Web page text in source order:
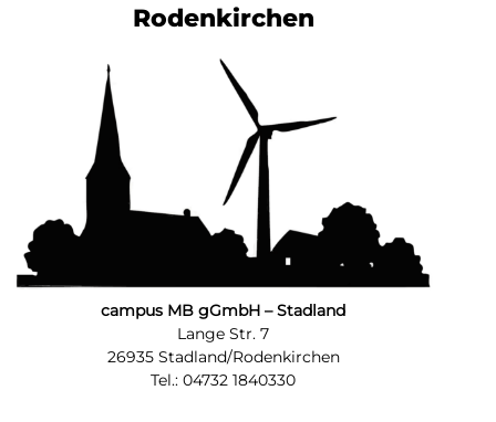
Rodenkirchen
campus MB gGmbH – Stadland
Lange Str. 7
26935 Stadland/Rodenkirchen
Tel.: 04732 1840330